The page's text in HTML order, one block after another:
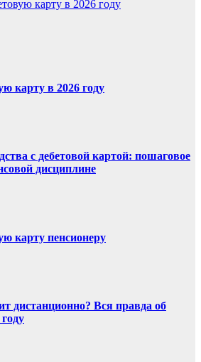
карту в 2026 году
карту в 2026 году
с дебетовой картой: пошаговое
дисциплине
карту пенсионеру
дистанционно? Вся правда об